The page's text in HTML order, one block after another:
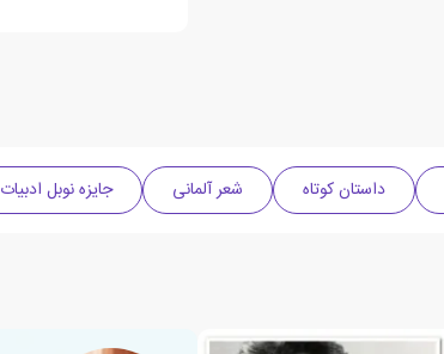
داستان کوتاه شعر آلمانی جایزه نوبل ادبیات